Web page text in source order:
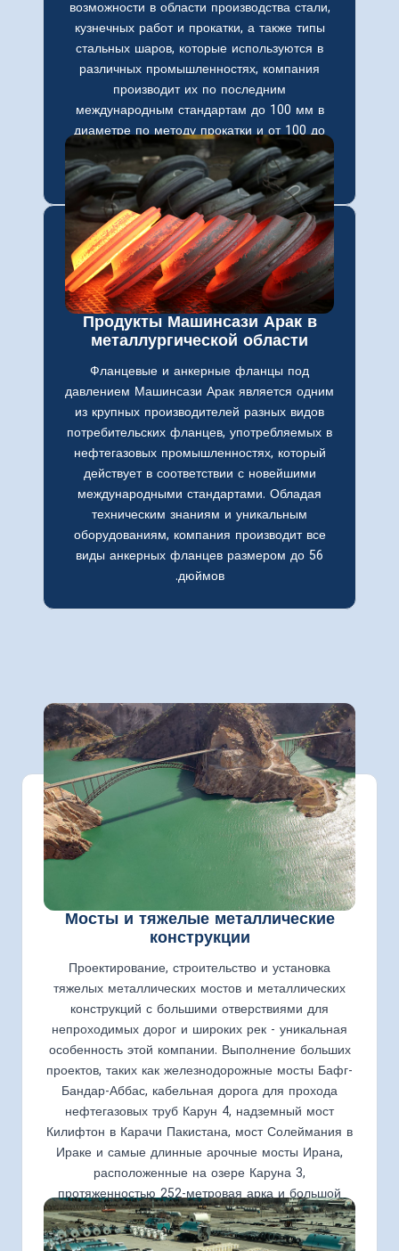
возможности в области производства стали,
кузнечных работ и прокатки, а также типы
стальных шаров, которые используются в
различных промышленностях, компания
производит их по последним
международным стандартам до 100 мм в
диаметре по методу прокатки и от 100 до
300 мм в диаметре по методу кузнечных
работ и шаблонного литья.
Продукты Машинсази Арак в
металлургической области
Фланцевые и анкерные фланцы под
давлением Машинсази Арак является одним
из крупных производителей разных видов
потребительских фланцев, употребляемых в
нефтегазовых промышленностях, который
действует в соответствии с новейшими
международными стандартами. Обладая
техническим знаниям и уникальным
оборудованиям, компания производит все
виды анкерных фланцев размером до 56
дюймов.
Мосты и тяжелые металлические
конструкции
Проектирование, строительство и установка
тяжелых металлических мостов и металлических
конструкций с большими отверствиями для
непроходимых дорог и широких рек - уникальная
особенность этой компании. Выполнение больших
проектов, таких как железнодорожные мосты Бафг-
Бандар-Аббас, кабельная дорога для прохода
нефтегазовых труб Карун 4, надземный мост
Килифтон в Карачи Пакистана, мост Солеймания в
Ираке и самые длинные арочные мосты Ирана,
расположенные на озере Каруна 3,
протяженностью 252-метровая арка и большой
мост Карун-4 с 300-метровой аркой - все это
является частью гордостей этой компании.